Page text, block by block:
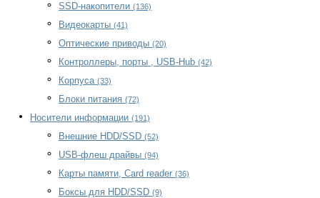
SSD-накопители (136)
Видеокарты (41)
Оптические приводы (20)
Контроллеры, порты , USB-Hub (42)
Корпуса (33)
Блоки питания (72)
Носители информации (191)
Внешние HDD/SSD (52)
USB-флеш драйвы (94)
Карты памяти, Card reader (36)
Боксы для HDD/SSD (9)